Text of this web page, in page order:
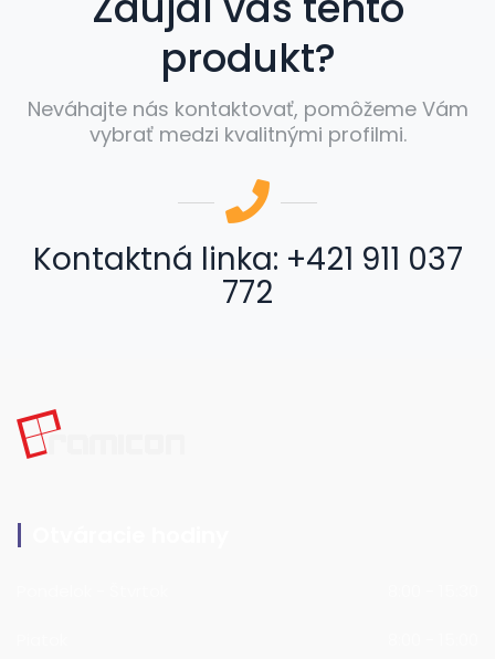
produkt?
Neváhajte nás kontaktovať, pomôžeme Vám
vybrať medzi kvalitnými profilmi.
Kontaktná linka: +421 911 037
772